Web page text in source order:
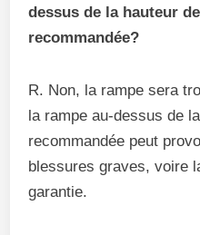
dessus de la hauteur
recommandée?
R. Non, la rampe sera
la rampe au-dessus de
recommandée peut
blessures graves, voire
garantie.